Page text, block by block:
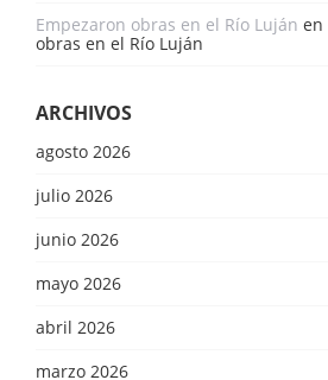
Empezaron obras en el Río Luján en
obras en el Río Luján
ARCHIVOS
agosto 2026
julio 2026
junio 2026
mayo 2026
abril 2026
marzo 2026